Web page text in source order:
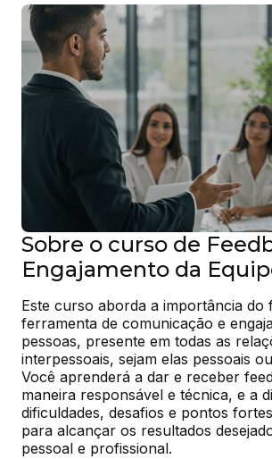
Sobre o curso de
Engajamento da
Este curso aborda a importância do
ferramenta de comunicação e
pessoas, presente em todas as
interpessoais, sejam elas pessoais
Você aprenderá a dar e receber
maneira responsável e técnica, e a
dificuldades, desafios e pontos
para alcançar os resultados
pessoal e profissional.